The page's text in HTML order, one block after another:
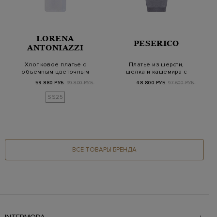
LORENA
ANTONIAZZI
Хлопковое платье с
объемным цветочным
59 880 РУБ. 99 800 РУБ.
SS25
PESERICO
Платье из шерсти,
шелка и кашемира с
48 800 РУБ. 97 600 РУБ.
ВСЕ ТОВАРЫ БРЕНДА